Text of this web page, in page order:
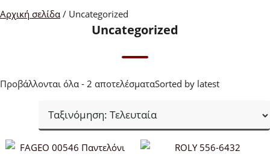
Αρχική σελίδα / Uncategorized
Uncategorized
Προβάλλονται όλα - 2 αποτελέσματαSorted by latest